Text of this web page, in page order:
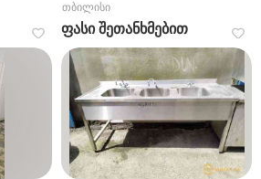
თბილისი
ფასი შეთანხმებით